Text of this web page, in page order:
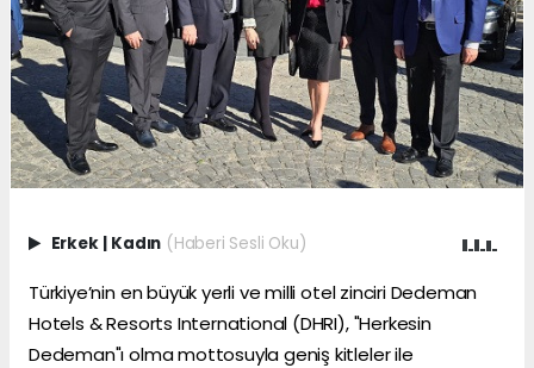
Erkek | Kadın (Haberi Sesli Oku)
Türkiye’nin en büyük yerli ve milli otel zinciri Dedeman
Hotels & Resorts International (DHRI), "Herkesin
Dedeman"ı olma mottosuyla geniş kitleler ile